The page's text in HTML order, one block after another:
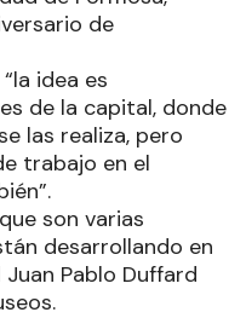
de
idea es
de la capital, donde
las realiza, pero
trabajo en el
son varias
desarrollando en
Pablo Duffard